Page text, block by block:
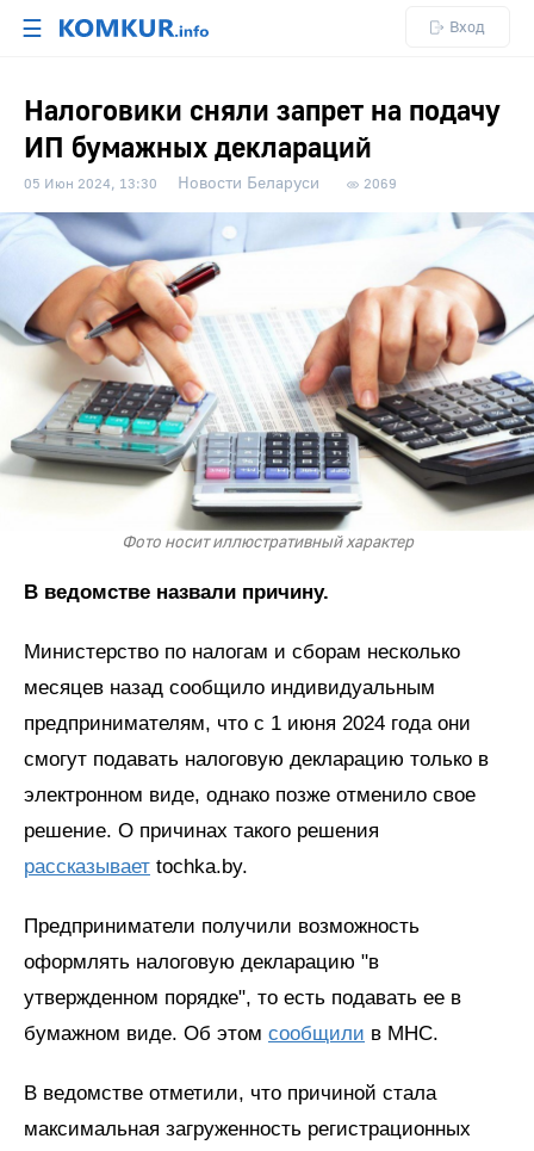
☰ Вход
Налоговики сняли запрет на подачу
ИП бумажных деклараций
05 Июн 2024, 13:30 Новости Беларуси 2069
Фото носит иллюстративный характер
В ведомстве назвали причину.
Министерство по налогам и сборам несколько
месяцев назад сообщило индивидуальным
предпринимателям, что с 1 июня 2024 года они
смогут подавать налоговую декларацию только в
электронном виде, однако позже отменило свое
решение. О причинах такого решения
рассказывает tochka.by.
Предприниматели получили возможность
оформлять налоговую декларацию "в
утвержденном порядке", то есть подавать ее в
бумажном виде. Об этом сообщили в МНС.
В ведомстве отметили, что причиной стала
максимальная загруженность регистрационных